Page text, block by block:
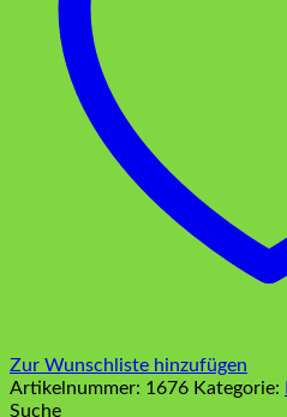
Zur Wunschliste hinzufügen
Artikelnummer: 1676 Kategorie:
Suche